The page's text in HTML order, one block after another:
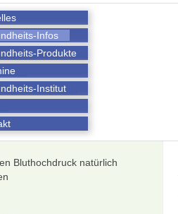
Infos
Produkte
Institut